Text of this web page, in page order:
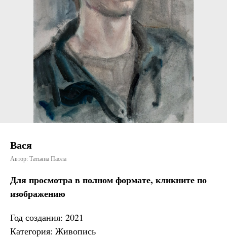
Вася
Автор: Татьяна Паола
Для просмотра в полном формате, кликните по
изображению
Год создания: 2021
Категория: Живопись